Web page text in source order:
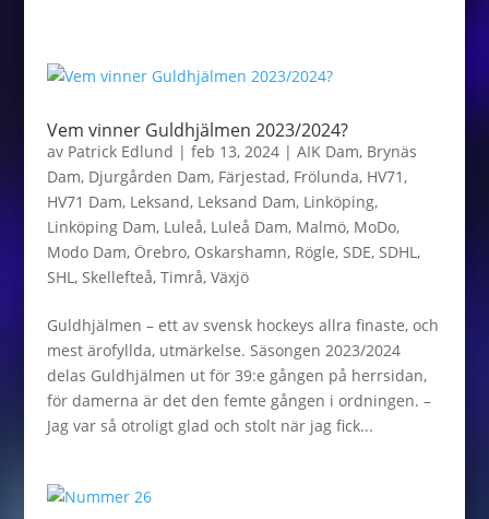
Vem vinner Guldhjälmen 2023/2024?
av Patrick Edlund | feb 13, 2024| AIK Dam, Brynäs
Dam, Djurgården Dam, Färjestad, Frölunda, HV71,
HV71 Dam, Leksand, Leksand Dam, Linköping,
Linköping Dam, Luleå, Luleå Dam, Malmö, MoDo,
Modo Dam, Örebro, Oskarshamn, Rögle, SDE, SDHL,
SHL, Skellefteå, Timrå, Växjö
Guldhjälmen – ett av svensk hockeys allra finaste, och
mest ärofyllda, utmärkelse. Säsongen 2023/2024
delas Guldhjälmen ut för 39:e gången på herrsidan,
för damerna är det den femte gången i ordningen. –
Jag var så otroligt glad och stolt när jag fick...